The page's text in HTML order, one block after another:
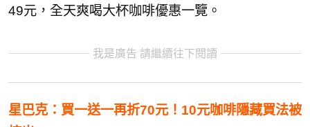
49元，全天爽喝大杯咖啡優惠一覽。
我是廣告 請繼續往下閱讀
星巴克：買一送一再折70元！10元咖啡隱藏買法被